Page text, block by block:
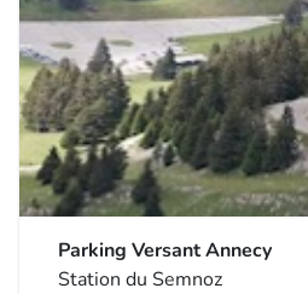
Parking Versant Annecy
Station du Semnoz